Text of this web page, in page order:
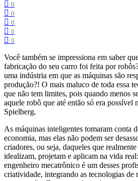
0
0
0
0
0
Você também se impressiona em saber
fabricação do seu carro foi feita por
uma indústria em que as máquinas são
produção?! O mais maluco de toda essa
que não tem limites, pois quando menos
aquele robô que até então só era possível
Spielberg.
As máquinas inteligentes tomaram conta
economia, mas elas não podem ser
criadores, ou seja, daqueles que
idealizam, projetam e aplicam na vida
engenheiro mecatrônico é um desses
criatividade, integrando as tecnologias de